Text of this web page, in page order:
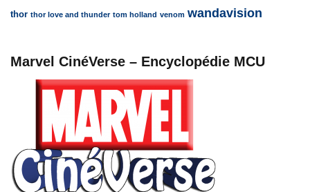
thor thor love and thunder tom holland venom wandavision
Marvel CinéVerse – Encyclopédie MCU